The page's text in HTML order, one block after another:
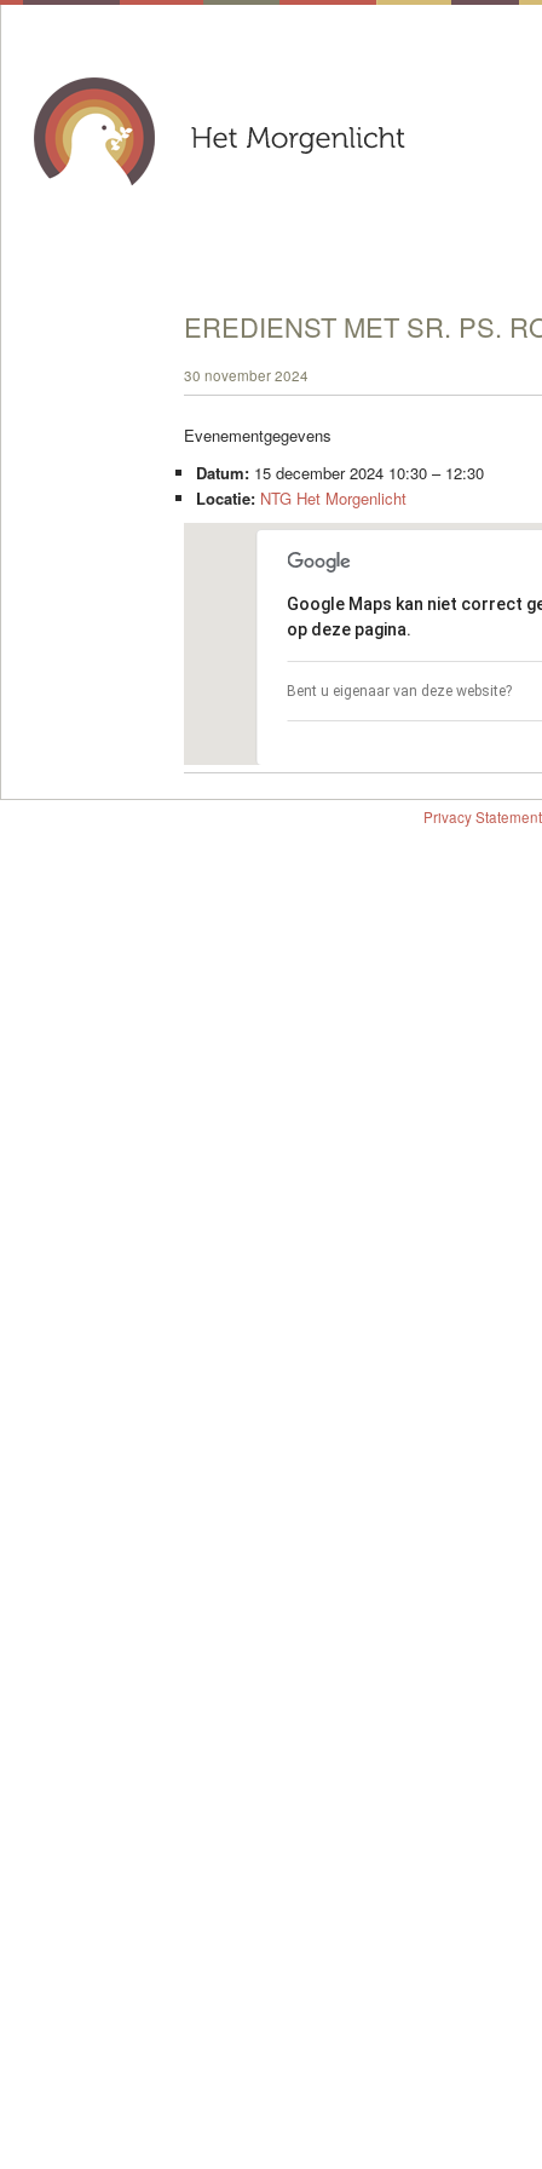
EREDIENST MET SR. PS.
30 november 2024
Evenementgegevens
Datum: 15 december 2024 10:30– 12:30
Locatie: NTG Het Morgenlicht
Google Maps kan niet correct
op deze pagina.
Bent u eigenaar van deze website?
Privacy Statement